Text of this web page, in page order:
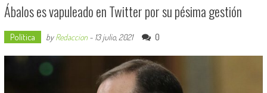
Ábalos es vapuleado en Twitter por su pésima gestión
Política byRedaccion- 13 julio, 2021 0